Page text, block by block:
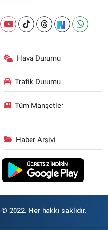
Hava Durumu
Trafik Durumu
Tüm Manşetler
Haber Arşivi
2022. Her hakkı saklıdır.